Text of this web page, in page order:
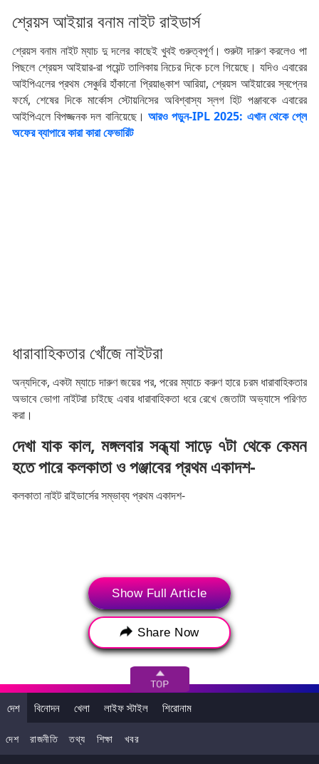
শ্রেয়স আইয়ার বনাম নাইট রাইডার্স
শ্রেয়স বনাম নাইট ম্যাচ দু দলের কাছেই খুবই গুরুত্বপূর্ণ। শুরুটা দারুণ করলেও পা
পিছলে শ্রেয়স আইয়ার-রা পয়েন্ট তালিকায় নিচের দিকে চলে গিয়েছে। যদিও এবারের
আইপিএলের প্রথম সেঞ্চুরি হাঁকানো প্রিয়াঙ্কাশ আরিয়া, শ্রেয়স আইয়ারের স্বপ্নের
ফর্মে, শেষের দিকে মার্কোস স্টোয়নিসের অবিশ্বাস্য স্লগ হিট পঞ্জাবকে এবারের
আইপিএলে বিপজ্জনক দল বানিয়েছে। আরও পড়ুন-IPL 2025: এখান থেকে প্লে
অফের ব্যাপারে কারা কারা ফেভারিট
ধারাবাহিকতার খোঁজে নাইটরা
অন্যদিকে, একটা ম্যাচে দারুণ জয়ের পর, পরের ম্যাচে করুণ হারে চরম ধারাবাহিকতার
অভাবে ভোগা নাইটরা চাইছে এবার ধারাবাহিকতা ধরে রেখে জেতাটা অভ্যাসে পরিণত
করা।
দেখা যাক কাল, মঙ্গলবার সন্ধ্যা সাড়ে ৭টা থেকে কেমন
হতে পারে কলকাতা ও পঞ্জাবের প্রথম একাদশ-
কলকাতা নাইট রাইডার্সের সম্ভাব্য প্রথম একাদশ-
কুইন্টন ডি কক (উইকেটকিপার), সুনীল নারিন, আজিঙ্কা রাহানে (অধিনায়ক),
ভেঙ্কটেশ আইয়ার, রিঙ্কু সিং, রমনদীপ সিং, আন্দ্রে রাসেল, মইন আলি, বরুণ
চক্রবর্তী, হর্ষিত রানা, বৈভব আরোরা।
Show Full Article
Share Now
দেশ বিনোদন খেলা লাইফ স্টাইল শিরোনাম
দেশ রাজনীতি তথ্য শিক্ষা খবর